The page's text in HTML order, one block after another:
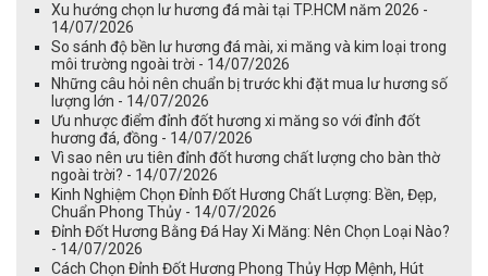
Xu hướng chọn lư hương đá mài tại TP.HCM năm 2026 -
14/07/2026
So sánh độ bền lư hương đá mài, xi măng và kim loại trong
môi trường ngoài trời - 14/07/2026
Những câu hỏi nên chuẩn bị trước khi đặt mua lư hương số
lượng lớn - 14/07/2026
Ưu nhược điểm đỉnh đốt hương xi măng so với đỉnh đốt
hương đá, đồng - 14/07/2026
Vì sao nên ưu tiên đỉnh đốt hương chất lượng cho bàn thờ
ngoài trời? - 14/07/2026
Kinh Nghiệm Chọn Đỉnh Đốt Hương Chất Lượng: Bền, Đẹp,
Chuẩn Phong Thủy - 14/07/2026
Đỉnh Đốt Hương Bằng Đá Hay Xi Măng: Nên Chọn Loại Nào?
- 14/07/2026
Cách Chọn Đỉnh Đốt Hương Phong Thủy Hợp Mệnh, Hút